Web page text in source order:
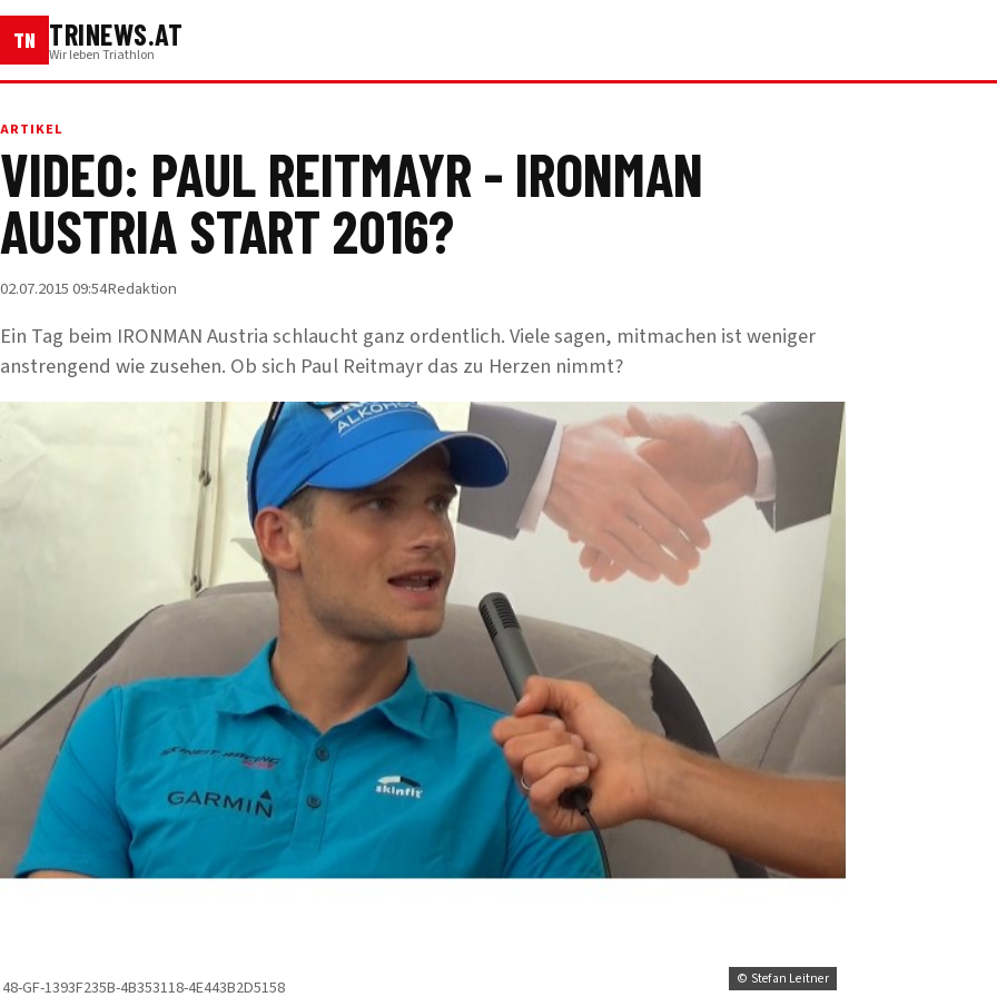
TN TRINEWS.AT
Wir leben Triathlon
ARTIKEL
VIDEO: PAUL REITMAYR - IRONMAN
AUSTRIA START 2016?
02.07.2015 09:54Redaktion
Ein Tag beim IRONMAN Austria schlaucht ganz ordentlich. Viele sagen, mitmachen ist weniger
anstrengend wie zusehen. Ob sich Paul Reitmayr das zu Herzen nimmt?
© Stefan Leitner
48-GF-1393F235B-4B353118-4E443B2D5158